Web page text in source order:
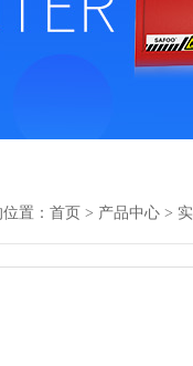
置： 首页 > 产品中心 >